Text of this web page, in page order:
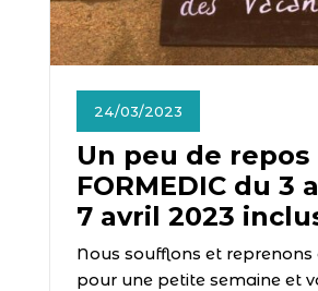
24/03/2023
Un peu de repos
FORMEDIC du 3
7 avril 2023
Nous soufflons et reprenons
pour une petite semaine et